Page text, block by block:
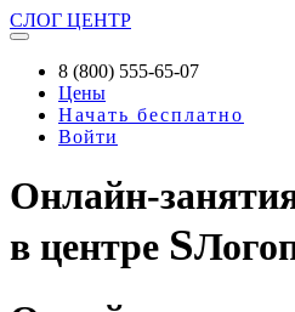
СЛОГ ЦЕНТР
8 (800) 555-65-07
Цены
Начать бесплатно
Войти
Онлайн-
в центре S